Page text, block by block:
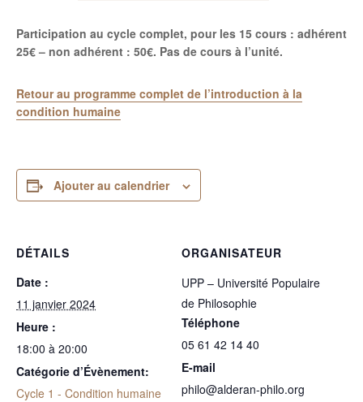
Participation au cycle complet, pour les 15 cours : adhérent
25€ – non adhérent : 50€. Pas de cours à l’unité.
Retour au programme complet de l’introduction à la
condition humaine
Ajouter au calendrier
DÉTAILS
Date :
11 janvier 2024
Heure :
18:00 à 20:00
Catégorie d’Évènement:
Cycle 1 - Condition humaine
ORGANISATEUR
UPP – Université Populaire
de Philosophie
Téléphone
05 61 42 14 40
E-mail
philo@alderan-philo.org